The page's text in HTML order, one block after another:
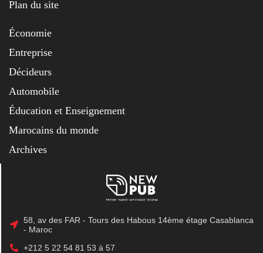
Plan du site
Économie
Entreprise
Décideurs
Automobile
Éducation et Enseignement
Marocains du monde
Archives
58, av des FAR - Tours des Habous 14ème étage Casablanca
- Maroc
+212 5 22 54 81 53 à 57